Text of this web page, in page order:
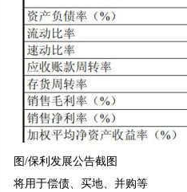
图/保利发展公告截图
将用于偿债、买地、并购等